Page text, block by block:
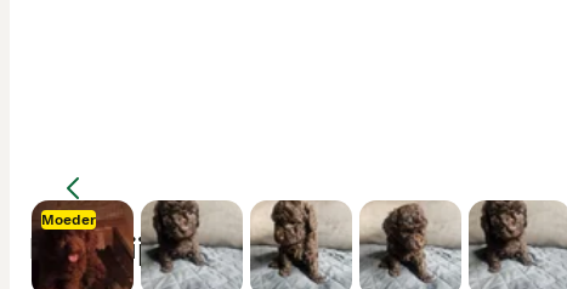
Moeder
Moeder
Beschrijving